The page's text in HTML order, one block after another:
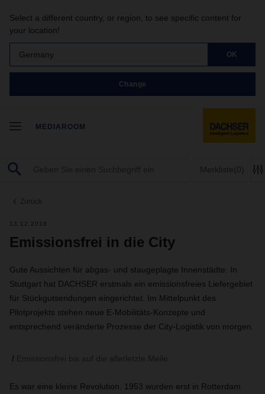
Select a different country, or region, to see specific content for
your location!
Germany OK
Change
MEDIAROOM
Merkliste(0)
Zurück
13.12.2018
Emissionsfrei in die City
Gute Aussichten für abgas- und staugeplagte Innenstädte: In
Stuttgart hat DACHSER erstmals ein emissionsfreies Liefergebiet
für Stückgutsendungen eingerichtet. Im Mittelpunkt des
Pilotprojekts stehen neue E-Mobilitäts-Konzepte und
entsprechend veränderte Prozesse der City-Logistik von morgen.
Es war eine kleine Revolution. 1953 wurden erst in Rotterdam